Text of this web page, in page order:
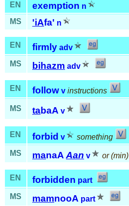
EN exemption n
MS
'iAfa' n
EN firmly adv
MS
bihazm adv
EN follow v instructions
MS tabaA v
EN forbid v
something
MS
manaAAan v or (min)
EN forbidden part
MS
mamnooA part